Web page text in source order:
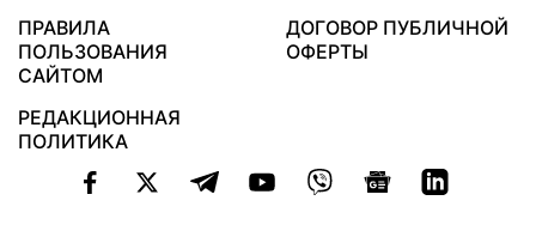
ПРАВИЛА
ПОЛЬЗОВАНИЯ
САЙТОМ
ДОГОВОР ПУБЛИЧНОЙ
ОФЕРТЫ
РЕДАКЦИОННАЯ
ПОЛИТИКА